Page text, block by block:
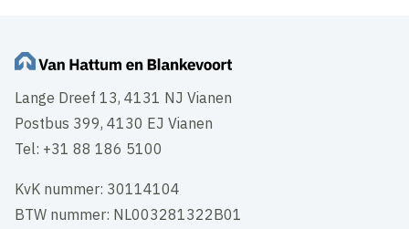
Lange Dreef 13, 4131 NJ Vianen
Postbus 399, 4130 EJ Vianen
Tel: +31 88 186 5100
KvK nummer: 30114104
BTW nummer: NL003281322B01